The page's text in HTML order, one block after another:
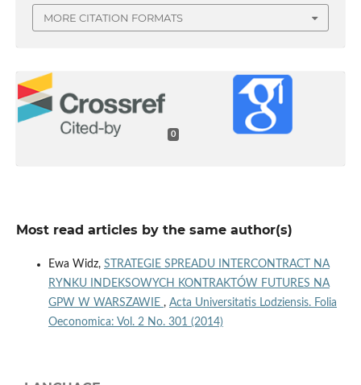
MORE CITATION FORMATS
0
Most read articles by the same author(s)
Ewa Widz, STRATEGIE SPREADU INTERCONTRACT NA
RYNKU INDEKSOWYCH KONTRAKTÓW FUTURES NA
GPW W WARSZAWIE , Acta Universitatis Lodziensis. Folia
Oeconomica: Vol. 2 No. 301 (2014)